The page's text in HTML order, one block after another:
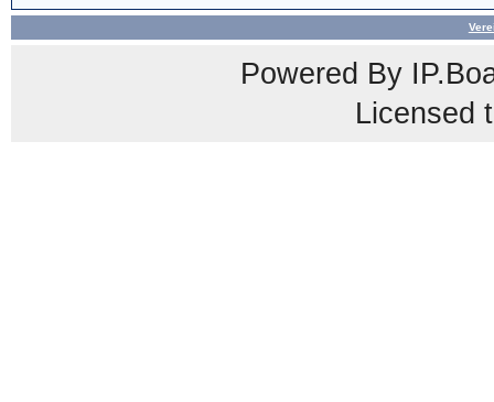
Powered By
Licensed